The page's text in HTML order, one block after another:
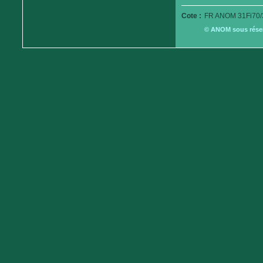
Cote : FR ANOM
© ANOM sous